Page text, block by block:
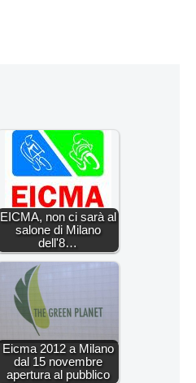
EICMA, non ci sarà al
salone di Milano
dell'8…
Eicma 2012 a Milano
dal 15 novembre
apertura al pubblico